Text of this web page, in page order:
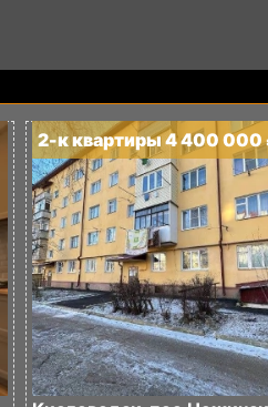
2-к квартиры 4 400 000